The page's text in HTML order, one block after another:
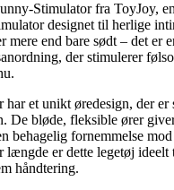
Stimulator fra ToyJoy,
designet til herlige
mere end bare sødt – det er
der stimulerer
et unikt øredesign, der er
De bløde, fleksible ører
behagelig fornemmelse
længde er dette legetøj ideelt
håndtering.